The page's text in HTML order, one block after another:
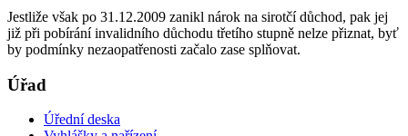
Jestliže však po 31.12.2009 zanikl nárok na sirotčí důchod, pak jej
již při pobírání invalidního důchodu třetího stupně nelze přiznat, byť
by podmínky nezaopatřenosti začalo zase splňovat.
Úřad
Úřední deska